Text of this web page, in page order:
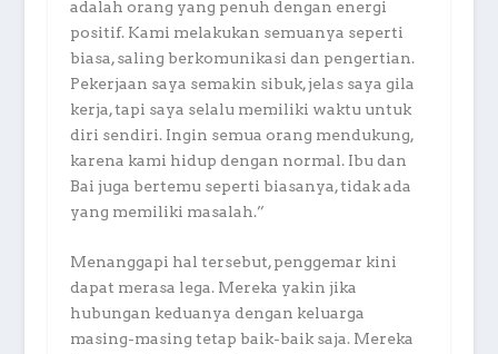
adalah orang yang penuh dengan energi
positif. Kami melakukan semuanya seperti
biasa, saling berkomunikasi dan pengertian.
Pekerjaan saya semakin sibuk, jelas saya gila
kerja, tapi saya selalu memiliki waktu untuk
diri sendiri. Ingin semua orang mendukung,
karena kami hidup dengan normal. Ibu dan
Bai juga bertemu seperti biasanya, tidak ada
yang memiliki masalah.”
Menanggapi hal tersebut, penggemar kini
dapat merasa lega. Mereka yakin jika
hubungan keduanya dengan keluarga
masing-masing tetap baik-baik saja. Mereka